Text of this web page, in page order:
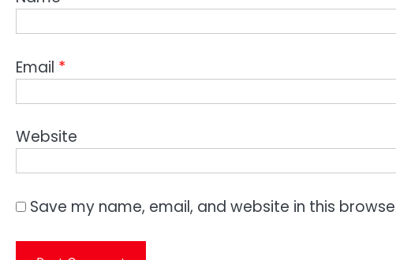
Email *
Website
Save my name, email, and website in this